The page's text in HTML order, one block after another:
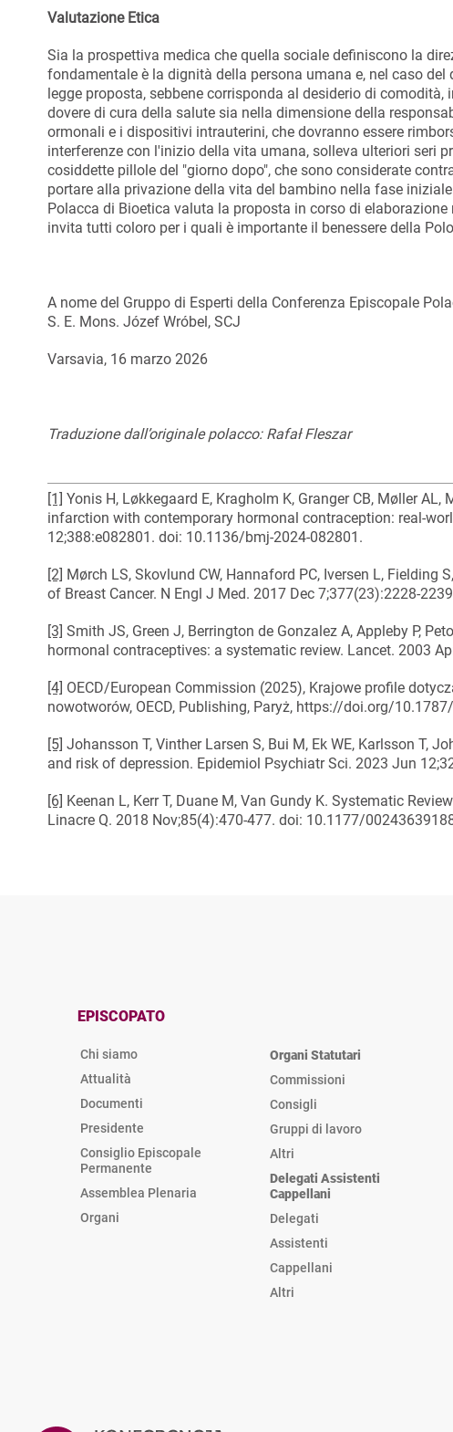
Valutazione Etica
Sia la prospettiva medica che quella sociale definiscono la
fondamentale è la dignità della persona umana e, nel caso
legge proposta, sebbene corrisponda al desiderio di
dovere di cura della salute sia nella dimensione della
ormonali e i dispositivi intrauterini, che dovranno essere
interferenze con l'inizio della vita umana, solleva ulteriori seri
cosiddette pillole del "giorno dopo", che sono considerate
portare alla privazione della vita del bambino nella fase
Polacca di Bioetica valuta la proposta in corso di
invita tutti coloro per i quali è importante il benessere della
A nome del Gruppo di Esperti della Conferenza Episcopale
S. E. Mons. Józef Wróbel, SCJ
Varsavia, 16 marzo 2026
Traduzione dall’originale polacco: Rafał Fleszar
[1] Yonis H, Løkkegaard E, Kragholm K, Granger CB, Møller
infarction with contemporary hormonal contraception: real-
12;388:e082801. doi: 10.1136/bmj-2024-082801.
[2] Mørch LS, Skovlund CW, Hannaford PC, Iversen L,
of Breast Cancer. N Engl J Med. 2017 Dec 7;377(23):2228-
[3] Smith JS, Green J, Berrington de Gonzalez A, Appleby P,
hormonal contraceptives: a systematic review. Lancet. 2003
[4] OECD/European Commission (2025), Krajowe profile
nowotworów, OECD, Publishing, Paryż, https://doi.org/
[5] Johansson T, Vinther Larsen S, Bui M, Ek WE, Karlsson T,
and risk of depression. Epidemiol Psychiatr Sci. 2023 Jun
[6] Keenan L, Kerr T, Duane M, Van Gundy K. Systematic
Linacre Q. 2018 Nov;85(4):470-477. doi: 10.1177/
EPISCOPATO
Chi siamo
Attualità
Documenti
Presidente
Consiglio Episcopale
Permanente
Assemblea Plenaria
Organi
Organi Statutari
Commissioni
Consigli
Gruppi di lavoro
Altri
Delegati Assistenti
Cappellani
Delegati
Assistenti
Cappellani
Altri